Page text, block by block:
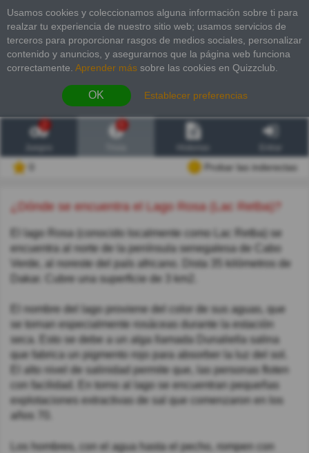
Usamos cookies y coleccionamos alguna información sobre ti para
realzar tu experiencia de nuestro sitio web; usamos servicios de
terceros para proporcionar rasgos de medios sociales, personalizar
contenido y anuncios, y asegurarnos que la página web funciona
correctamente. Aprender más sobre las cookies en Quizzclub.
OK Establecer preferencias
2
Probar las inderectas
¿Dónde se encuentra el Lago Rosa (Lac Retba)?
El lago Rosa (conocido localmente como Lac Retba) se
encuentra al norte de la península senegalesa de Cabo
Verde, al noreste del país africano. Dista 35 kilómetros de
Dakar. Cubre una superficie de 3 km2.
El nombre del lago proviene del color de sus aguas, que
se tornan especialmente rosáceas durante la estación
seca. Esto se debe a un alga llamada Dunaliella salina
que fabrica un pigmento rojo para absorber la luz del sol.
El alto nivel de salinidad permite que, las personas floten
con facilidad. En torno al lago se encuentran pequeñas
explotaciones extractivas de sal que comenzaron en los
años 70.
Los hombres, con el agua hasta el pecho, rompen con